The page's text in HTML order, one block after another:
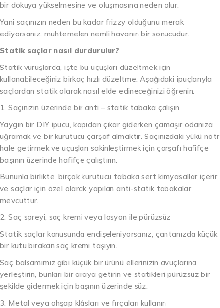
bir dokuya yükselmesine ve oluşmasına neden olur.
Yani saçınızın neden bu kadar frizzy olduğunu merak
ediyorsanız, muhtemelen nemli havanın bir sonucudur.
Statik saçlar nasıl durdurulur?
Statik vuruşlarda, işte bu uçuşları düzeltmek için
kullanabileceğiniz birkaç hızlı düzeltme. Aşağıdaki ipuçlarıyla
saçlardan statik olarak nasıl elde edineceğinizi öğrenin.
1. Saçınızın üzerinde bir anti – statik tabaka çalışın
Yaygın bir DIY ipucu, kapıdan çıkar giderken çamaşır odanıza
uğramak ve bir kurutucu çarşaf almaktır. Saçınızdaki yükü nötr
hale getirmek ve uçuşları sakinleştirmek için çarşafı hafifçe
başının üzerinde hafifçe çalıştırın.
Bununla birlikte, birçok kurutucu tabaka sert kimyasallar içerir
ve saçlar için özel olarak yapılan anti-statik tabakalar
mevcuttur.
2. Saç spreyi, saç kremi veya losyon ile pürüzsüz
Statik saçlar konusunda endişeleniyorsanız, çantanızda küçük
bir kutu bırakan saç kremi taşıyın.
Saç balsamımız gibi küçük bir ürünü ellerinizin avuçlarına
yerleştirin, bunları bir araya getirin ve statikleri pürüzsüz bir
şekilde gidermek için başının üzerinde süz.
3. Metal veya ahşap klâsları ve fırçaları kullanın